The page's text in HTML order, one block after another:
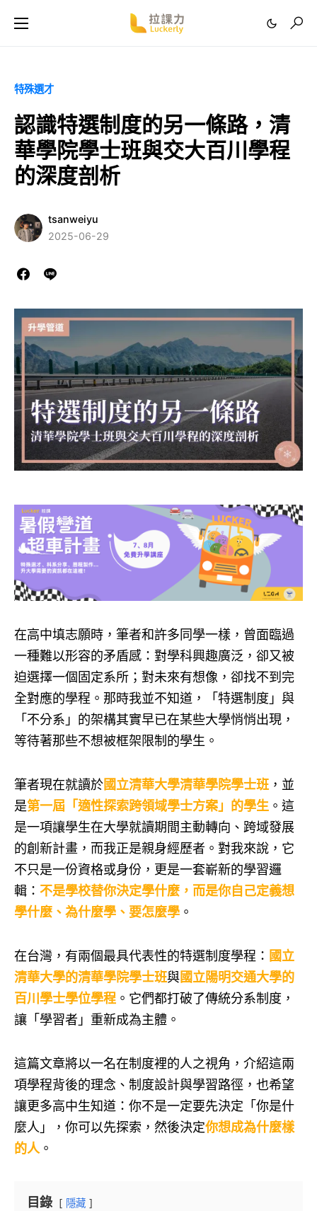
特殊選才
認識特選制度的另一條路，清
華學院學士班與交大百川學程
的深度剖析
tsanweiyu
2025-06-29
在高中填志願時，筆者和許多同學一樣，曾面臨過
一種難以形容的矛盾感：對學科興趣廣泛，卻又被
迫選擇一個固定系所；對未來有想像，卻找不到完
全對應的學程。那時我並不知道，「特選制度」與
「不分系」的架構其實早已在某些大學悄悄出現，
等待著那些不想被框架限制的學生。
筆者現在就讀於國立清華大學清華學院學士班 ，並
是第一屆「適性探索跨領域學士方案」的學生 。這
是一項讓學生在大學就讀期間主動轉向、跨域發展
的創新計畫，而我正是親身經歷者。對我來說，它
不只是一份資格或身份，更是一套嶄新的學習邏
輯： 不是學校替你決定學什麼，而是你自己定義想
學什麼、為什麼學、要怎麼學 。
在台灣，有兩個最具代表性的特選制度學程： 國立
清華大學的清華學院學士班與國立陽明交通大學的
百川學士學位學程 。它們都打破了傳統分系制度，
讓「學習者」重新成為主體。
這篇文章將以一名在制度裡的人之視角，介紹這兩
項學程背後的理念、制度設計與學習路徑，也希望
讓更多高中生知道：你不是一定要先決定「你是什
麼人」，你可以先探索，然後決定你想成為什麼樣
的人 。
目錄 隱藏